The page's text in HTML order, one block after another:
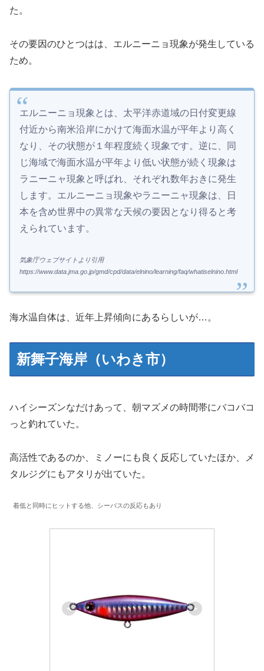
た。
その要因のひとつはは、エルニーニョ現象が発生している
ため。
エルニーニョ現象とは、太平洋赤道域の日付変更線
付近から南米沿岸にかけて海面水温が平年より高く
なり、その状態が１年程度続く現象です。逆に、同
じ海域で海面水温が平年より低い状態が続く現象は
ラニーニャ現象と呼ばれ、それぞれ数年おきに発生
します。エルニーニョ現象やラニーニャ現象は、日
本を含め世界中の異常な天候の要因となり得ると考
えられています。
気象庁ウェブサイトより引用
https://www.data.jma.go.jp/gmd/cpd/data/elnino/learning/faq/whatiselnino.html
海水温自体は、近年上昇傾向にあるらしいが…。
新舞子海岸（いわき市）
ハイシーズンなだけあって、朝マズメの時間帯にバコバコ
っと釣れていた。
高活性であるのか、ミノーにも良く反応していたほか、メ
タルジグにもアタリが出ていた。
着低と同時にヒットする他、シーバスの反応もあり